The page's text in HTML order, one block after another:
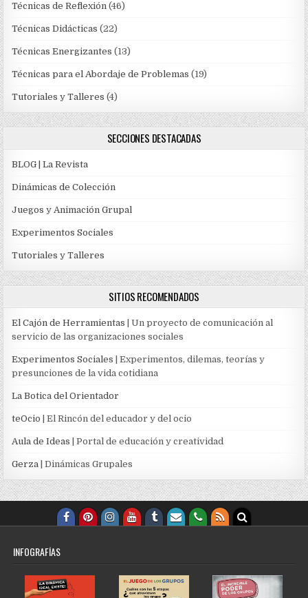
Técnicas de Reflexión (46)
Técnicas Didácticas (22)
Técnicas Energizantes (13)
Técnicas para el Abordaje de Problemas (19)
Tutoriales y Talleres (4)
SECCIONES DESTACADAS
BLOG | La Revista
Dinámicas de Colección
Juegos y Animación Grupal
Experimentos Sociales
Tutoriales y Talleres
SITIOS RECOMENDADOS
El Cajón de Herramientas | Un proyecto de comunicación al
servicio de las organizaciones sociales
Experimentos Sociales | Experimentos, dilemas, teorías y
presunciones de la vida cotidiana
La Botica del Orientador
teOcio | El Rincón del educador y del ocio
Aula de Ideas | Portal de educación y creatividad
Gerza | Dinámicas Grupales
INFOGRAFÍAS